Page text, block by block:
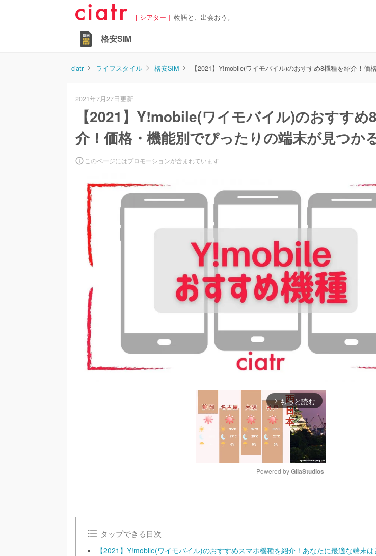
[ シアター ] 物語と、出会おう。
格安SIM
ciatr ライフスタイル 格安SIM 【2021】Y!mobile(ワイモバイル)のおすすめ8機種を紹介！
2021年7月27日更新
【2021】Y!mobile(ワイモバイル)のおすすめ
介！価格・機能別でぴったりの端末が見つか
このページにはプロモーションが含まれています
arrow_forward_ios もっと読む
u
Powered by GliaStudios
タップできる目次
【2021】Y!mobile(ワイモバイル)のおすすめスマホ機種を紹介！あなたに最適な端末は